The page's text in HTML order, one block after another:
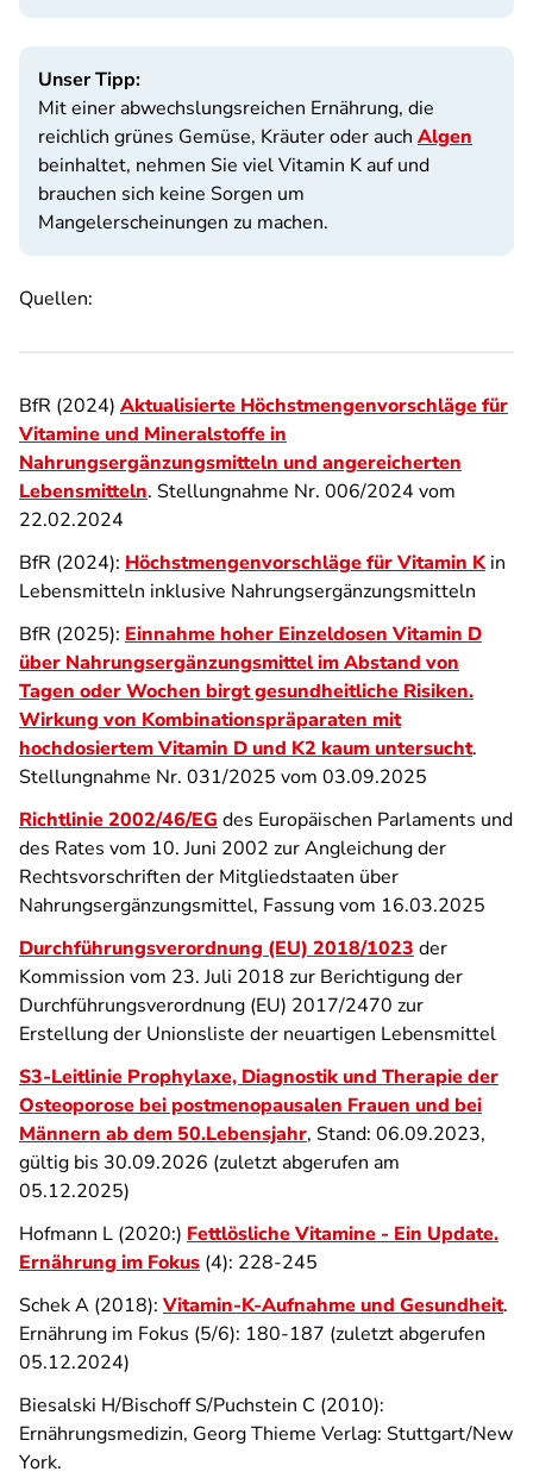
Unser Tipp:
Mit einer abwechslungsreichen Ernährung, die
reichlich grünes Gemüse, Kräuter oder auch Algen
beinhaltet, nehmen Sie viel Vitamin K auf und
brauchen sich keine Sorgen um
Mangelerscheinungen zu machen.
Quellen:
BfR (2024) Aktualisierte Höchstmengenvorschläge für
Vitamine und Mineralstoffe in
Nahrungsergänzungsmitteln und angereicherten
Lebensmitteln. Stellungnahme Nr. 006/2024 vom
22.02.2024
BfR (2024): Höchstmengenvorschläge für Vitamin Kin
Lebensmitteln inklusive Nahrungsergänzungsmitteln
BfR (2025): Einnahme hoher Einzeldosen Vitamin D
über Nahrungsergänzungsmittel im Abstand von
Tagen oder Wochen birgt gesundheitliche Risiken.
Wirkung von Kombinationspräparaten mit
hochdosiertem Vitamin D und K2 kaum untersucht.
Stellungnahme Nr. 031/2025 vom 03.09.2025
Richtlinie 2002/46/EG des Europäischen Parlaments und
des Rates vom 10. Juni 2002 zur Angleichung der
Rechtsvorschriften der Mitgliedstaaten über
Nahrungsergänzungsmittel, Fassung vom 16.03.2025
Durchführungsverordnung (EU) 2018/1023 der
Kommission vom 23. Juli 2018 zur Berichtigung der
Durchführungsverordnung (EU) 2017/2470 zur
Erstellung der Unionsliste der neuartigen Lebensmittel
S3-Leitlinie Prophylaxe, Diagnostik und Therapie der
Osteoporose bei postmenopausalen Frauen und bei
Männern ab dem 50.Lebensjahr, Stand: 06.09.2023,
gültig bis 30.09.2026 (zuletzt abgerufen am
05.12.2025)
Hofmann L (2020:) Fettlösliche Vitamine - Ein Update.
Ernährung im Fokus (4): 228-245
Schek A (2018): Vitamin-K-Aufnahme und Gesundheit.
Ernährung im Fokus (5/6): 180-187 (zuletzt abgerufen
05.12.2024)
Biesalski H/Bischoff S/Puchstein C (2010):
Ernährungsmedizin, Georg Thieme Verlag: Stuttgart/New
York.